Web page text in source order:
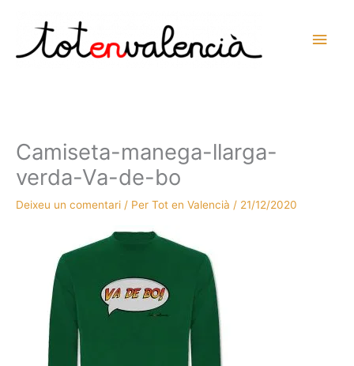
contingut
Camiseta-manega-llarga-
verda-Va-de-bo
Deixeu un comentari / Per Tot en Valencià / 21/12/2020